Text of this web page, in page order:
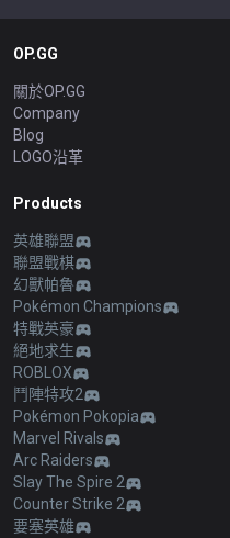
OP.GG
關於OP.GG
Company
Blog
LOGO沿革
Products
英雄聯盟
聯盟戰棋
幻獸帕魯
Pokémon Champions
特戰英豪
絕地求生
ROBLOX
鬥陣特攻2
Pokémon Pokopia
Marvel Rivals
Arc Raiders
Slay The Spire 2
Counter Strike 2
要塞英雄